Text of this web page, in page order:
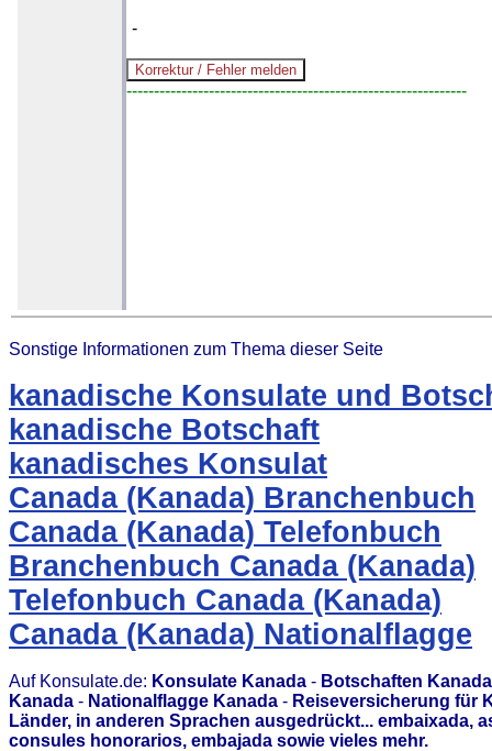
-
--------------------------------------------------------------
Sonstige Informationen zum Thema dieser Seite
kanadische Konsulate und
kanadische Botschaft
kanadisches Konsulat
Canada (Kanada) Branchenbuch
Canada (Kanada) Telefonbuch
Branchenbuch Canada (Kanada)
Telefonbuch Canada (Kanada)
Canada (Kanada) Nationalflagge
Auf Konsulate.de: Konsulate Kanada - Botschaften Kanada
Kanada - Nationalflagge Kanada - Reiseversicherung für
Länder, in anderen Sprachen ausgedrückt...
consules honorarios, embajada sowie vieles mehr.